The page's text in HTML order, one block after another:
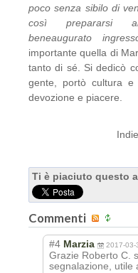
poco senza sibilo di
così prepararsi
beneaugurato
importante quella di
tanto di sé. Si dedicò
gente, portò cultura
devozione e piacere.
Ti è piaciuto questo
Commenti
#4 Marzia 2017-03-
Grazie Roberto C.
segnalazione, utile